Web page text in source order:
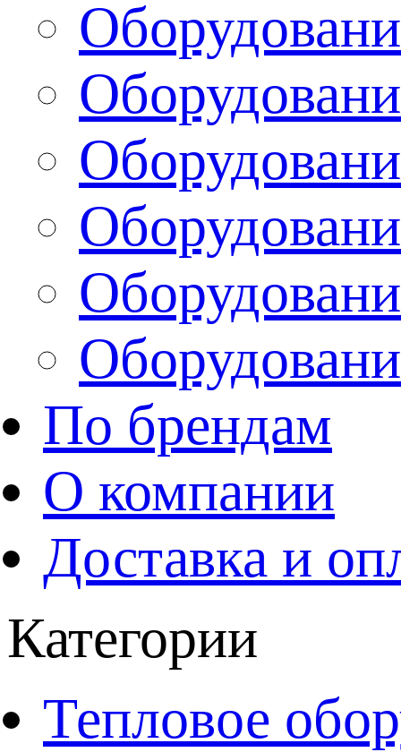
По брендам
О компании
Доставка и
Категории
Тепловое